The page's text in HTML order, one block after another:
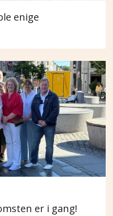
enige
er i gang!